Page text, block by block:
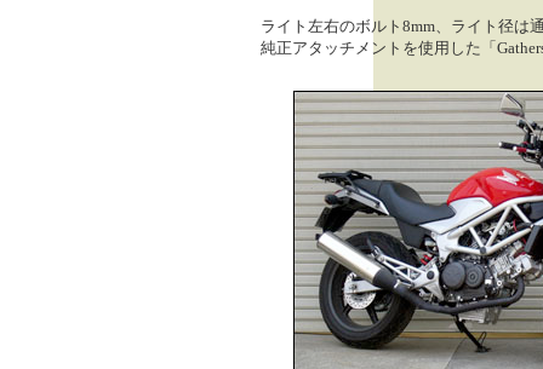
ライト左右のボルト8mm、ライト径は
純正アタッチメントを使用した「